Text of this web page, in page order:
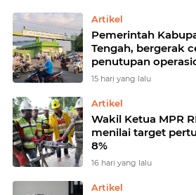
tinggi
Artikel
Pemerintah
Tengah, bergerak
penutupan
Busana Indonesia
15 hari yang lalu
Artikel
Wakil Ketua MPR
menilai target
8%
16 hari yang lalu
Artikel